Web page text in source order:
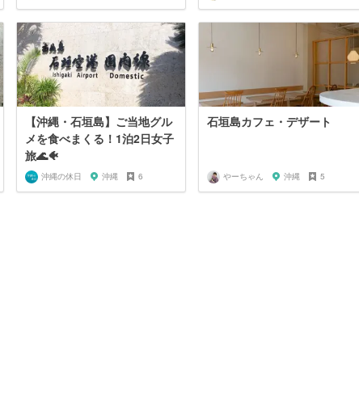
【沖縄・石垣島】ご当地グル
メを食べまくる！1泊2日女子
旅🌊🐠
沖縄の休日 沖縄 6
石垣島カフェ・デザート
やーちゃん 沖縄 5